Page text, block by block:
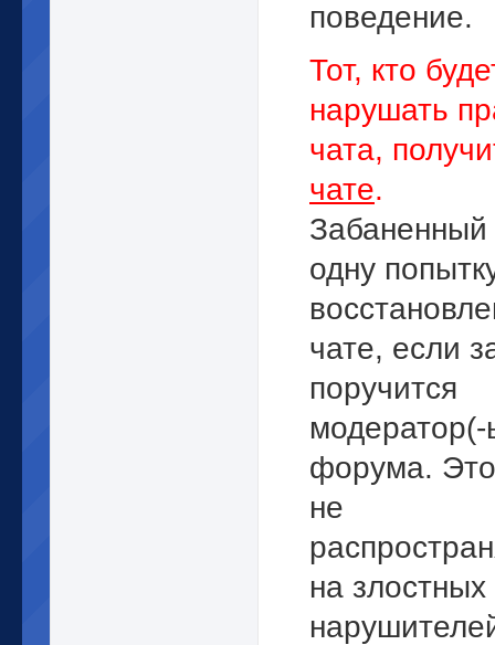
поведение.
Тот, кто
нарушать
чата,
чате.
Забаненный
одну
чате, если
поручится
форума.
не
на злостных